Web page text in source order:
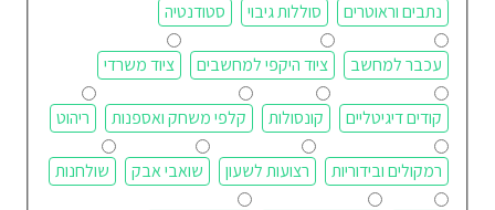
נתבים וראוטרים סוללות גיבוי סטודנטיה
עכבר למחשב ציוד היקפי למחשבים ציוד משרדי
קודים דיגיטליים קונסולות קלפי משחק ואספנות ריהוט
רמקולים ובידוריות רצועות לשעון שואבי אבק שולחנות